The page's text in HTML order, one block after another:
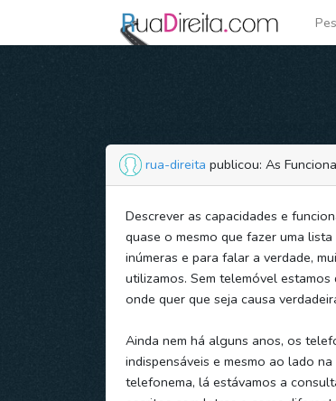
rua-direita publicou: As
Descrever as capacidades e
quase o mesmo que fazer uma
inúmeras e para falar a verdade,
utilizamos. Sem telemóvel
onde quer que seja causa
Ainda nem há alguns anos, os
indispensáveis e mesmo ao lado
telefonema, lá estávamos a